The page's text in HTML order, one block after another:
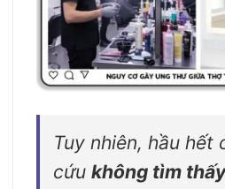
Tuy nhiên, hầu hết
cứukhông tìm